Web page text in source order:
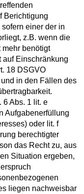
Berichtigung
einer der in
z.B. wenn die
mehr benötigt
auf Einschränkung
18 DSGVO
in den Fällen des
6 Abs. 1 lit. e
Aufgabenerfüllung
oder lit. f
berechtigter
das Recht zu, aus
Situation ergeben,
liegen nachweisbar